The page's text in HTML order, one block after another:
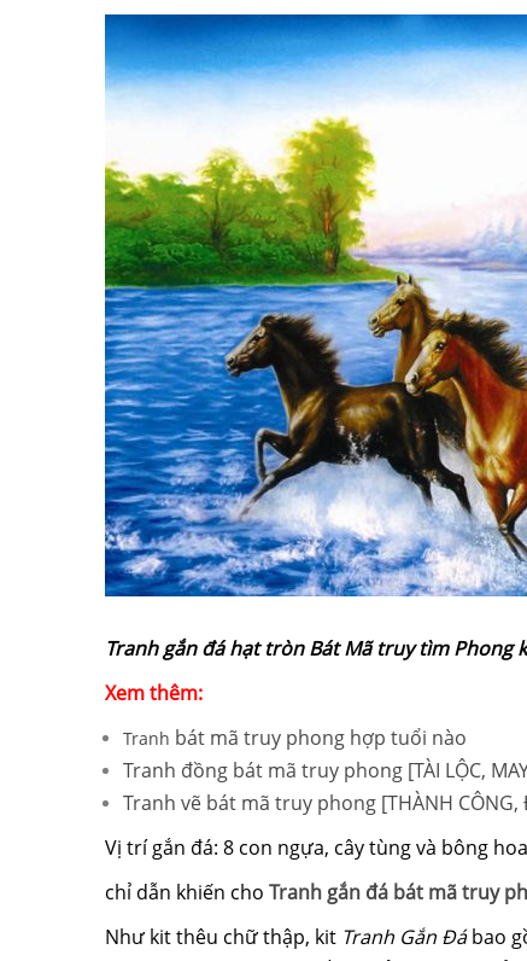
Tranh gắn đá hạt tròn Bát Mãtruy tìmPhong
Xem thêm:
Tranh bát mã truy phong hợp tuổi nào
Tranh đồng bát mã truy phong [TÀI LỘC,
Tranh vẽ bát mã truy phong [THÀNH CÔNG,
Vị trí gắn đá: 8 con ngựa, cây tùng và bông hoa
chỉ dẫn khiến cho Tranh gắn đá bát mã truy
Như kit thêu chữ thập, kit Tranh Gắn Đábao